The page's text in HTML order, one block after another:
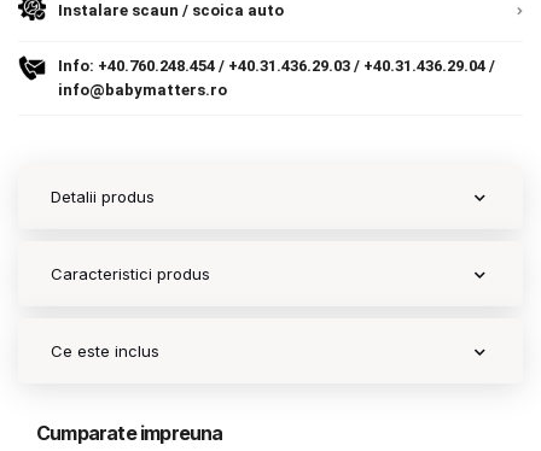
Instalare scaun / scoica auto
Info: +40.760.248.454 / +40.31.436.29.03 / +40.31.436.29.04 /
info@babymatters.ro
Detalii produs
Caracteristici produs
Ce este inclus
Cumparate impreuna